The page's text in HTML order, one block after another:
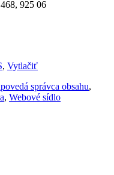
925 06
, Vytlačiť
správca obsahu,
, Webové sídlo